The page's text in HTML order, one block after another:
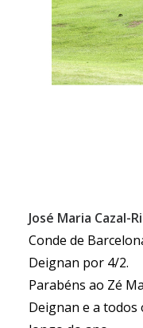
José Maria Cazal-
Conde de
Deignan por 4/2.
Parabéns ao Zé
Deignan e a todos